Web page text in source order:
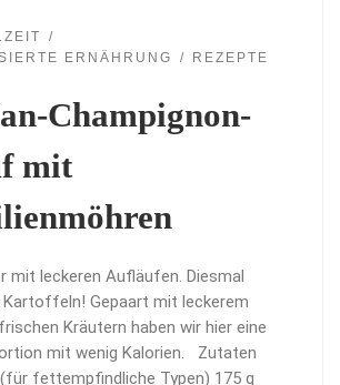
ERNÄHRUNG
REZEPTE
Champignon-
mit
mit leckeren Aufläufen. Diesmal
Gepaart mit leckerem
Kräutern haben wir hier eine
mit wenig Kalorien. Zutaten
fettempfindliche Typen) 175 g